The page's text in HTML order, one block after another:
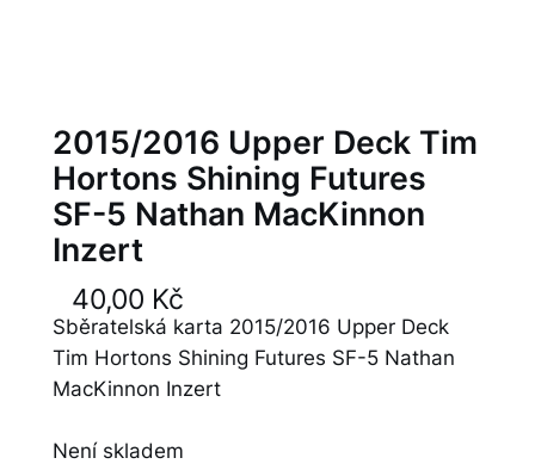
2015/2016 Upper Deck Tim
Hortons Shining Futures
SF-5 Nathan MacKinnon
Inzert
40,00 Kč
Sběratelská karta 2015/2016 Upper Deck
Tim Hortons Shining Futures SF-5 Nathan
MacKinnon Inzert
Není skladem